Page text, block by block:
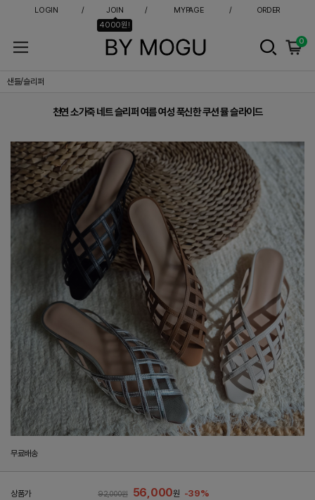
LOGIN
JOIN
4000원!
MYPAGE ORDER
0
천연 소가죽 네트 슬리퍼 여름 여성 푹신한 쿠션 뮬 슬라이드
샌들/슬리퍼
천연 소가죽 네트 슬리퍼 여름 여성 푹신한 쿠션 뮬 슬라이드
무료배송
상품가 92,000원 56,000원 -39%